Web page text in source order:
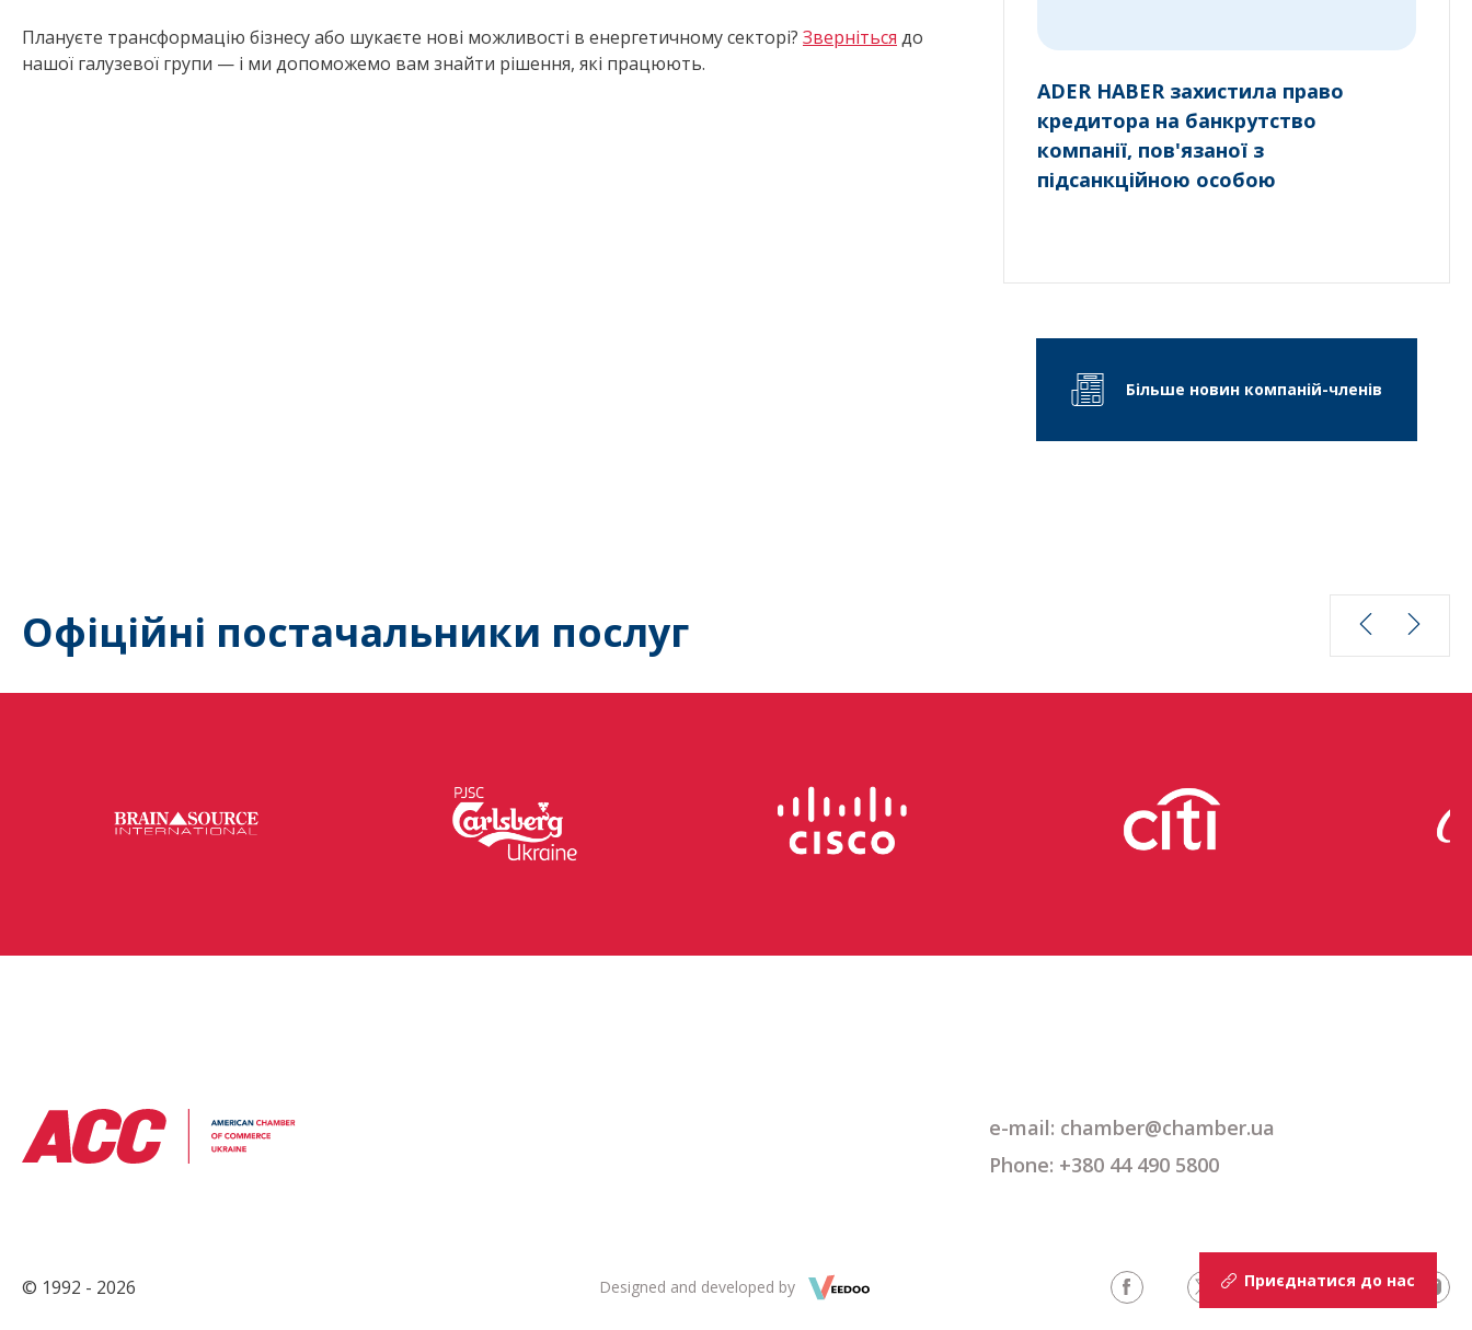
Плануєте трансформацію бізнесу або шукаєте нові можливості в енергетичному секторі? Зверніться до
нашої галузевої групи — і ми допоможемо вам знайти рішення, які працюють.
ADER HABER захистила право
кредитора на банкрутство
компанії, пов'язаної з
підсанкційною особою
Більше новин компаній-членів
Офіційні постачальники послуг
e-mail: chamber@chamber.ua
Phone: +380 44 490 5800
© 1992 - 2026 Designed and developed by Приєднатися до нас